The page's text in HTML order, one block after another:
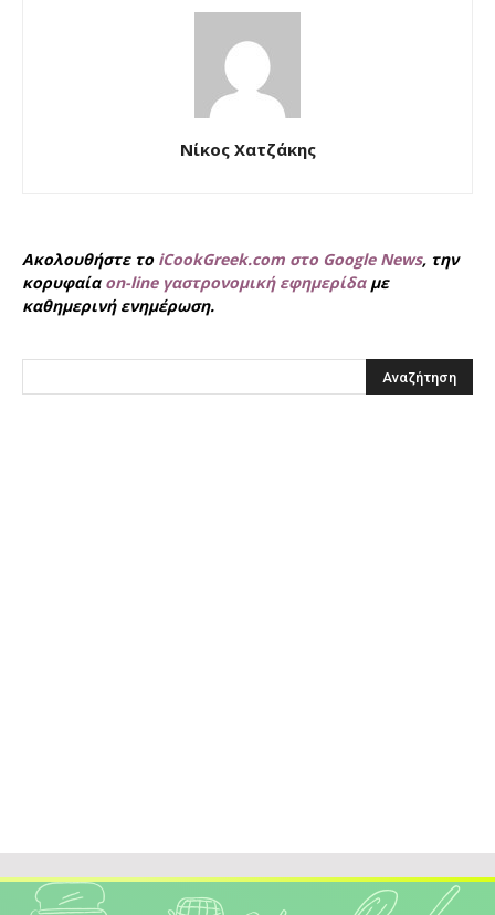
Νίκος Χατζάκης
Ακολουθήστε το iCookGreek.com στο Google News, την
κορυφαία on-line γαστρονομική εφημερίδαμε
καθημερινή ενημέρωση.